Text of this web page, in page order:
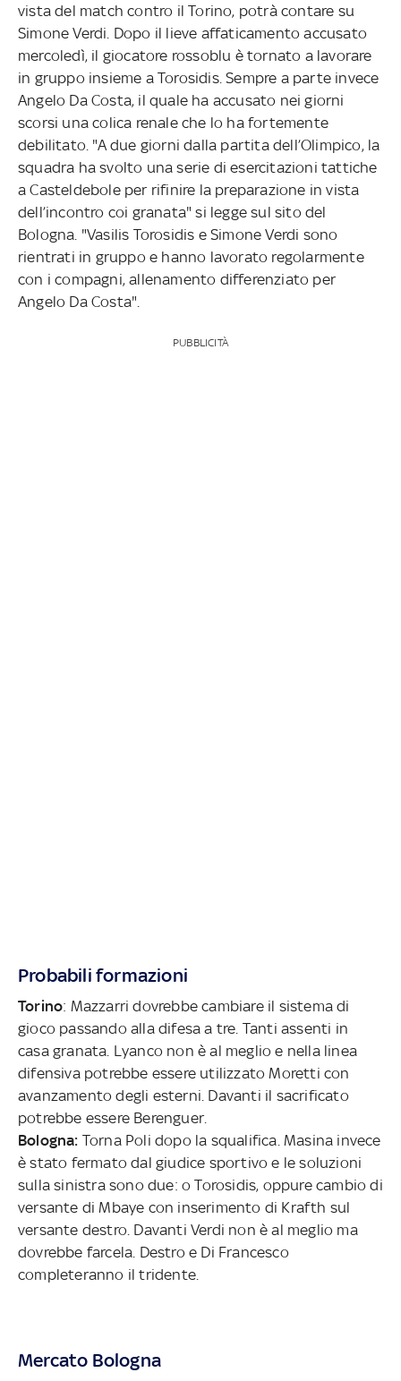
vista del match contro il Torino, potrà contare su
Simone Verdi. Dopo il lieve affaticamento accusato
mercoledì, il giocatore rossoblu è tornato a lavorare
in gruppo insieme a Torosidis. Sempre a parte invece
Angelo Da Costa, il quale ha accusato nei giorni
scorsi una colica renale che lo ha fortemente
debilitato. "A due giorni dalla partita dell’Olimpico, la
squadra ha svolto una serie di esercitazioni tattiche
a Casteldebole per rifinire la preparazione in vista
dell’incontro coi granata" si legge sul sito del
Bologna. "Vasilis Torosidis e Simone Verdi sono
rientrati in gruppo e hanno lavorato regolarmente
con i compagni, allenamento differenziato per
Angelo Da Costa".
PUBBLICITÀ
Probabili formazioni
Torino: Mazzarri dovrebbe cambiare il sistema di
gioco passando alla difesa a tre. Tanti assenti in
casa granata. Lyanco non è al meglio e nella linea
difensiva potrebbe essere utilizzato Moretti con
avanzamento degli esterni. Davanti il sacrificato
potrebbe essere Berenguer.
Bologna: Torna Poli dopo la squalifica. Masina invece
è stato fermato dal giudice sportivo e le soluzioni
sulla sinistra sono due: o Torosidis, oppure cambio di
versante di Mbaye con inserimento di Krafth sul
versante destro. Davanti Verdi non è al meglio ma
dovrebbe farcela. Destro e Di Francesco
completeranno il tridente.
Mercato Bologna